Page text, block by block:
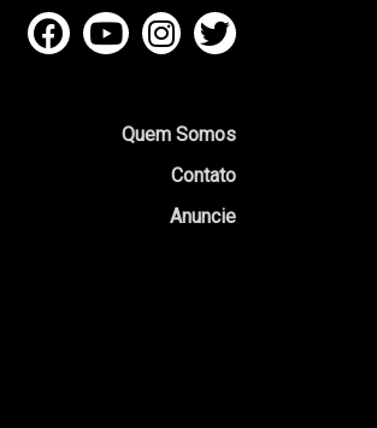
Quem Somos
Contato
Anuncie